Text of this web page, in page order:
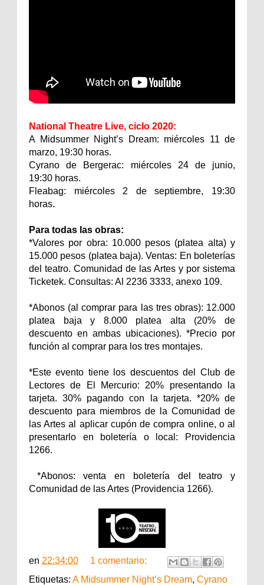
National Theatre Live, ciclo 2020:
A Midsummer Night’s Dream: miércoles 11 de
marzo, 19:30 horas.
Cyrano de Bergerac: miércoles 24 de junio,
19:30 horas.
Fleabag: miércoles 2 de septiembre, 19:30
horas.
Para todas las obras:
*Valores por obra: 10.000 pesos (platea alta) y
15.000 pesos (platea baja). Ventas: En boleterías
del teatro. Comunidad de las Artes y por sistema
Ticketek. Consultas: Al 2236 3333, anexo 109.
*Abonos (al comprar para las tres obras): 12.000
platea baja y 8.000 platea alta (20% de
descuento en ambas ubicaciones). *Precio por
función al comprar para los tres montajes.
*Este evento tiene los descuentos del Club de
Lectores de El Mercurio: 20% presentando la
tarjeta. 30% pagando con la tarjeta. *20% de
descuento para miembros de la Comunidad de
las Artes al aplicar cupón de compra online, o al
presentarlo en boletería o local: Providencia
1266.
*Abonos: venta en boletería del teatro y
Comunidad de las Artes (Providencia 1266).
en 22:34:00
1 comentario:
Etiquetas: A Midsummer Night’s Dream, Cyrano